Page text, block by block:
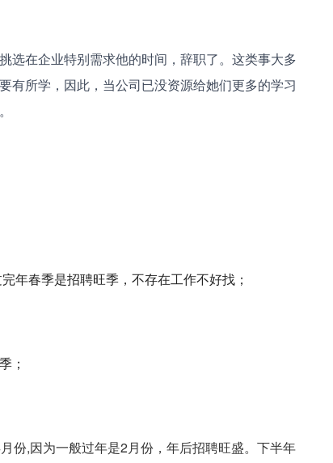
有所学，因此，当公司已没资源给她们更多的学习
年春季是招聘旺季，不存在工作不好找；
；
份,因为一般过年是2月份，年后招聘旺盛。下半年